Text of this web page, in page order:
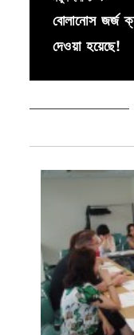
বোলানোস জর্জ
দেওয়া হয়েছে!